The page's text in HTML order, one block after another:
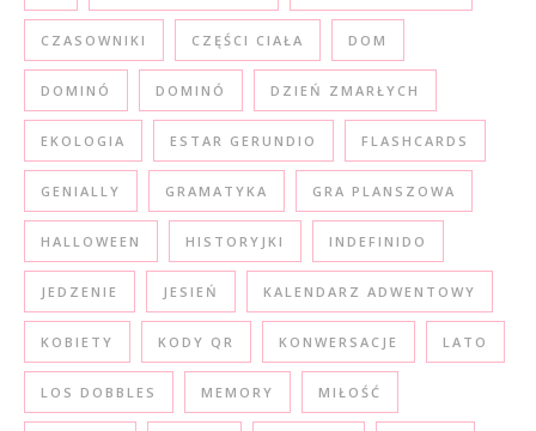
CZASOWNIKI CZĘŚCI CIAŁA DOM
DOMINÓ DOMINÓ DZIEŃ ZMARŁYCH
EKOLOGIA ESTAR GERUNDIO FLASHCARDS
GENIALLY GRAMATYKA GRA PLANSZOWA
HALLOWEEN HISTORYJKI INDEFINIDO
JEDZENIE JESIEŃ KALENDARZ ADWENTOWY
KOBIETY KODY QR KONWERSACJE LATO
LOS DOBBLES MEMORY MIŁOŚĆ